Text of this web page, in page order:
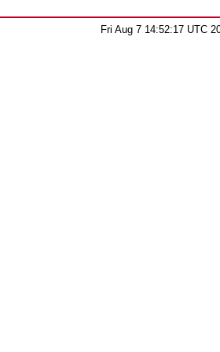
Fri Aug 7 14:52:17 UTC